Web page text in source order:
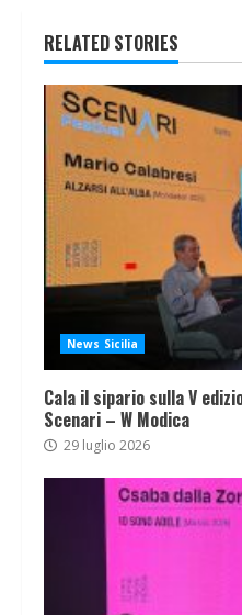
RELATED STORIES
News Sicilia
Cala il sipario sulla V
Scenari – W Modica
29 luglio 2026